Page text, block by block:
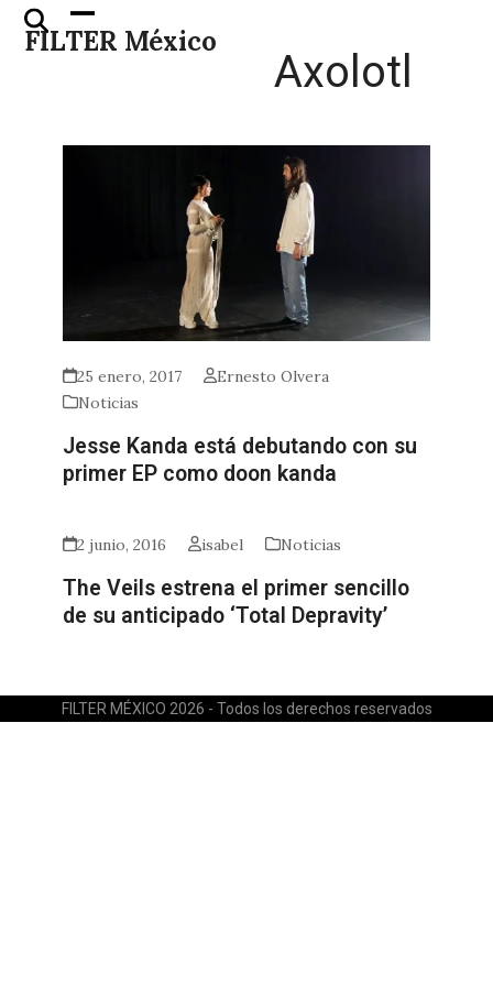
Skip
FILTER México
Open
mobile
Close
mobile
Axolotl
25 enero, 2017
Ernesto Olvera
Noticias
Jesse Kanda está debutando con su
primer EP como doon kanda
2 junio, 2016 isabel Noticias
The Veils estrena el primer sencillo
de su anticipado ‘Total Depravity’
FILTER MÉXICO 2026 - Todos los derechos reservados